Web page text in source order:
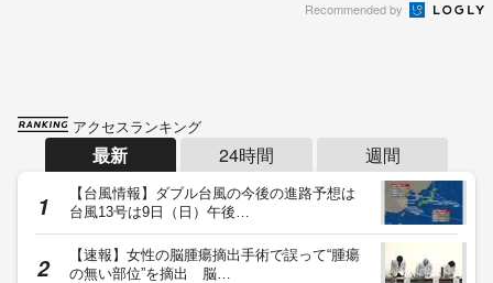
Recommended by
アクセスランキング
最新 24時間 週間
【台風情報】ダブル台風の今後の進路予想は
台風13号は9日（日）午後…
【速報】女性の脳腫瘍摘出手術で誤って“腫瘍
の無い部位”を摘出 脳…